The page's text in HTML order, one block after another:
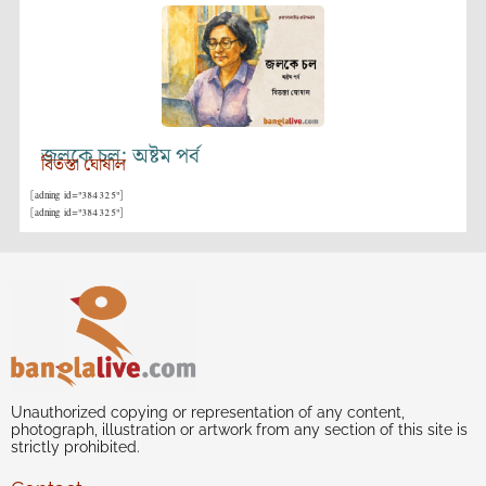
জলকে চল: অষ্টম পর্ব
বিতস্তা ঘোষাল
[adning id="384325"]
[adning id="384325"]
Unauthorized copying or representation of any content,
photograph, illustration or artwork from any section of this site is
strictly prohibited.